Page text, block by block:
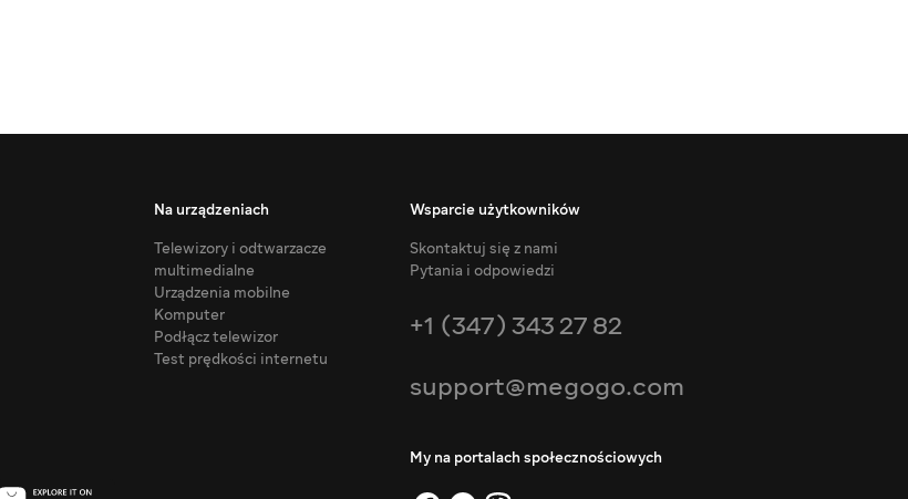
Na urządzeniach
Telewizory i odtwarzacze
multimedialne
Urządzenia mobilne
Komputer
Podłącz telewizor
Test prędkości internetu
Wsparcie użytkowników
Skontaktuj się z nami
Pytania i odpowiedzi
+1 (347) 343 27 82
support@megogo.com
My na portalach społecznościowych